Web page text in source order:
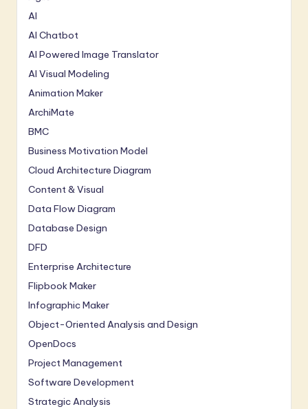
AI
AI Chatbot
AI Powered Image Translator
AI Visual Modeling
Animation Maker
ArchiMate
BMC
Business Motivation Model
Cloud Architecture Diagram
Content & Visual
Data Flow Diagram
Database Design
DFD
Enterprise Architecture
Flipbook Maker
Infographic Maker
Object-Oriented Analysis and Design
OpenDocs
Project Management
Software Development
Strategic Analysis